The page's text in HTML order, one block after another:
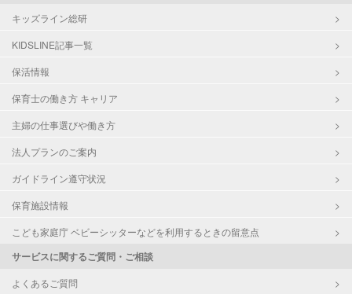
キッズライン総研
KIDSLINE記事一覧
保活情報
保育士の働き方 キャリア
主婦の仕事選びや働き方
法人プランのご案内
ガイドライン遵守状況
保育施設情報
こども家庭庁 ベビーシッターなどを利用するときの留意点
サービスに関するご質問・ご相談
よくあるご質問